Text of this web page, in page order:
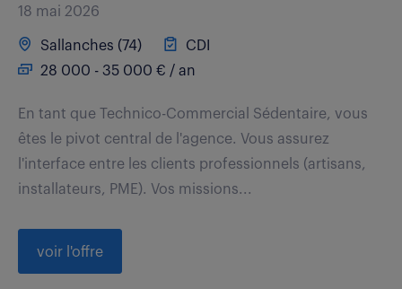
18 mai 2026
Sallanches (74)
CDI
28 000 - 35 000 € / an
En tant que Technico-Commercial Sédentaire, vous
êtes le pivot central de l'agence. Vous assurez
l'interface entre les clients professionnels (artisans,
installateurs, PME). Vos missions...
voir l'offre